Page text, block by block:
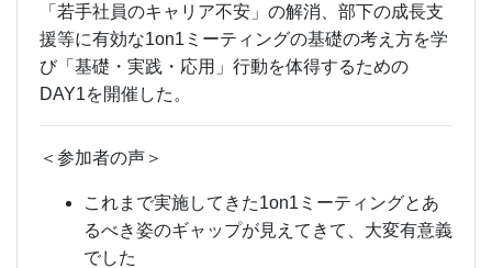
「若手社員のキャリア不安」の解消、部下の成長支
援等に有効な1on1ミーティングの基礎の考え方を学
び「基礎・実践・応用」行動を体得するための
DAY1を開催した。
＜参加者の声＞
これまで実施してきた1on1ミーティングとあ
るべき姿のギャップが見えてきて、大変有意義
でした